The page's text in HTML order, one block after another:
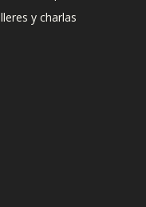
y charlas